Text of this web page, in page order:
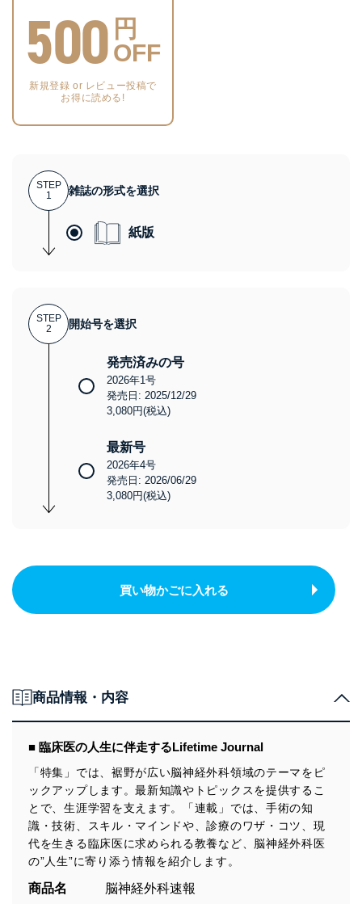
500 円
OFF
新規登録 or レビュー投稿で
お得に読める!
STEP
1
雑誌の形式を選択
紙版
STEP
2
開始号を選択
発売済みの号
2026年1号
発売日: 2025/12/29
3,080円(税込)
最新号
2026年4号
発売日: 2026/06/29
3,080円(税込)
買い物かごに入れる
商品情報・内容
■ 臨床医の人生に伴走するLifetime Journal
「特集」では、裾野が広い脳神経外科領域のテーマをピ
ックアップします。最新知識やトピックスを提供するこ
とで、生涯学習を支えます。「連載」では、手術の知
識・技術、スキル・マインドや、診療のワザ・コツ、現
代を生きる臨床医に求められる教養など、脳神経外科医
の”人生”に寄り添う情報を紹介します。
商品名 脳神経外科速報